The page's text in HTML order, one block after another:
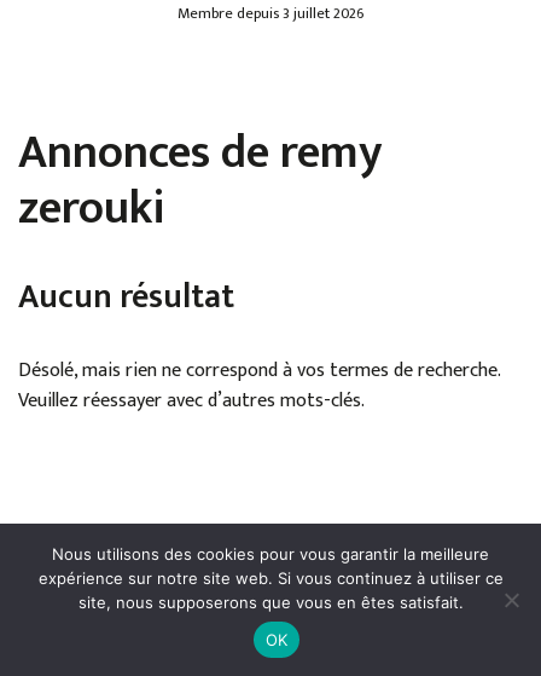
Membre depuis 3 juillet 2026
Annonces de remy
zerouki
Aucun résultat
Désolé, mais rien ne correspond à vos termes de recherche.
Veuillez réessayer avec d’autres mots-clés.
Politique de confidentialité
● Droits réservés © Cerfav - 2024
Nous utilisons des cookies pour vous garantir la meilleure
expérience sur notre site web. Si vous continuez à utiliser ce
site, nous supposerons que vous en êtes satisfait.
OK